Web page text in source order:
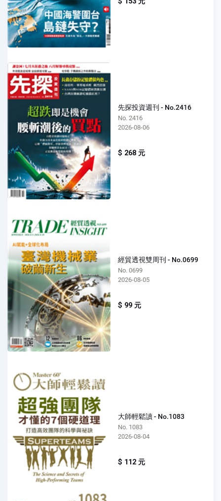
先探投資週刊 - No.2416
No. 2416
2026-08-06
$ 268 元
經貿透視雙周刊 - No.0699
No. 0699
2026-08-05
$ 99 元
大師輕鬆讀 - No.1083
No. 1083
2026-08-04
$ 112 元